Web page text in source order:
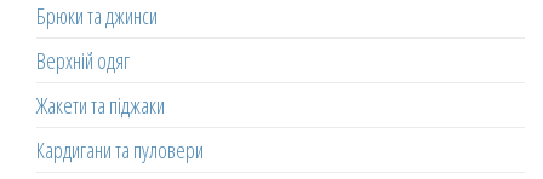
Брюки та джинси
Верхній одяг
Жакети та піджаки
Кардигани та пуловери